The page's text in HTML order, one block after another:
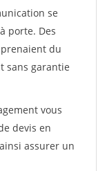
se
porte. Des
du
sans garantie
vous
devis en
assurer un